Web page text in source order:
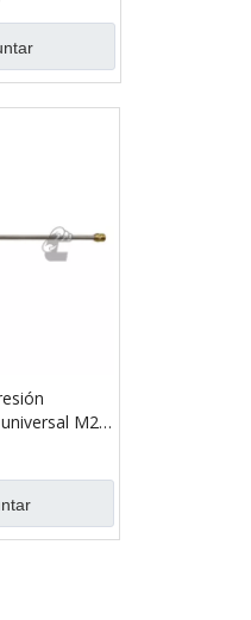
M22
1/4 pulgada